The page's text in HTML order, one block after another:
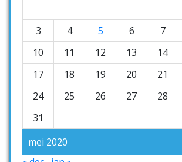
mei 2020
3
4 5 6 7
10
11 12 13 14
17
18 19 20 21
24
25 26 27 28
31